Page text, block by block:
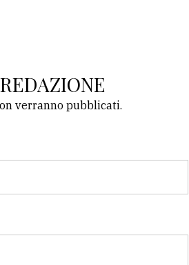
verranno pubblicati.